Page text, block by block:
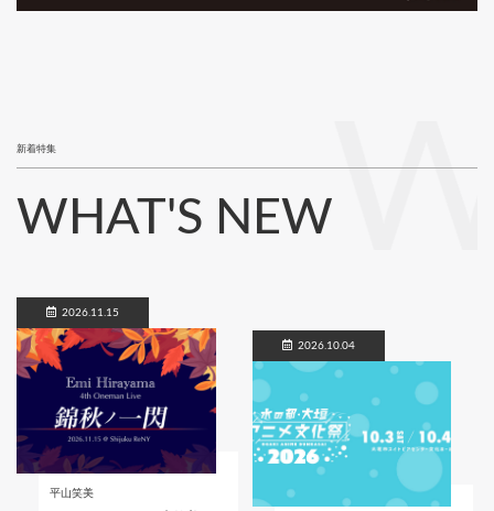
新着特集
WHAT'S NEW
2026.11.15
平山笑美
2026.10.04